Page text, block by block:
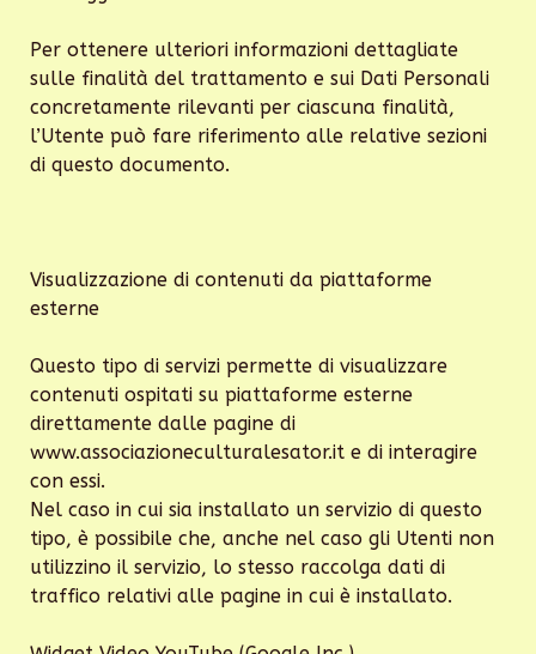
Per ottenere ulteriori informazioni dettagliate
sulle finalità del trattamento e sui Dati Personali
concretamente rilevanti per ciascuna finalità,
l’Utente può fare riferimento alle relative sezioni
di questo documento.
Visualizzazione di contenuti da piattaforme
esterne
Questo tipo di servizi permette di visualizzare
contenuti ospitati su piattaforme esterne
direttamente dalle pagine di
www.associazioneculturalesator.it e di interagire
con essi.
Nel caso in cui sia installato un servizio di questo
tipo, è possibile che, anche nel caso gli Utenti non
utilizzino il servizio, lo stesso raccolga dati di
traffico relativi alle pagine in cui è installato.